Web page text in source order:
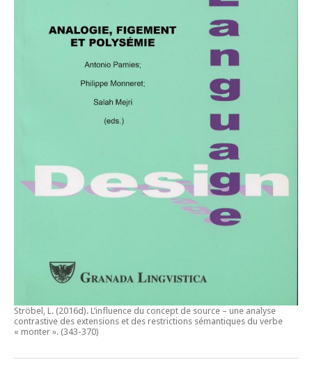
Ströbel, L. (2016d). L’influence du concept de source – une analyse
contrastive des extensions et des restrictions sémantiques du verbe
« monter ». (343-370)